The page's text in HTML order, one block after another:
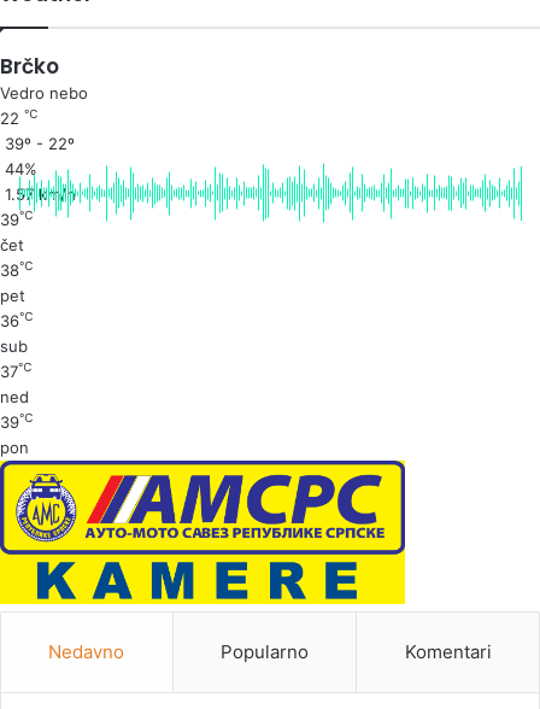
Brčko
Vedro nebo
22 ℃
39º - 22º
44%
1.57 km/h
39℃
čet
38℃
pet
36℃
sub
37℃
ned
39℃
pon
Nedavno Popularno Komentari